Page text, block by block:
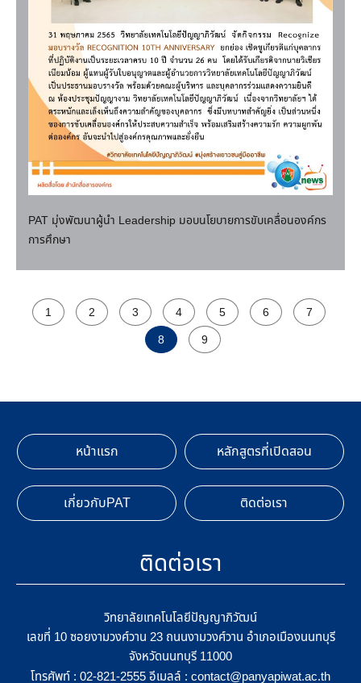
PAT มุ่งพัฒนาผู้นำ Leadership มอบนโยบายการขับเคลื่อนองค์กร
การศึกษา
1 2 3 4 5 6 7
8 9
หน้าแรก หลักสูตรที่เปิดสอน
เกี่ยวกับPAT ติดต่อเรา
ติดต่อเรา
วิทยาลัยเทคโนโลยีปัญญาภิวัฒน์
เลขที่ 10 ซอยงามวงศ์วาน 23 ถนนงามวงศ์วาน อำเภอเมืองนนทบุรี
จังหวัดนนทบุรี 11000
โทรศัพท์ : 02-821-2555 อีเมลล์ : contact@panyapiwat.ac.th